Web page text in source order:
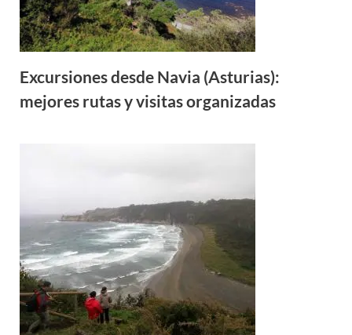
Excursiones desde Navia (Asturias):
mejores rutas y visitas organizadas